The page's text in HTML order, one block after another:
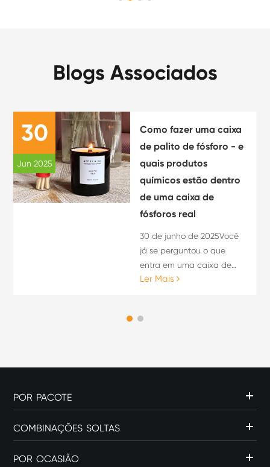
Blogs Associados
30
Jun 2025
Como fazer uma caixa
de palito de fósforo - e
quais produtos
químicos estão dentro
de uma caixa de
fósforos real
30 de junho de 2025Você
já se perguntou o que
entra em uma caixa de
fósforos - ou como ela é
de palito de fósforo", pode
Ler Mais
POR PACOTE
COMBINAÇÕES SOLTAS
POR OCASIÃO